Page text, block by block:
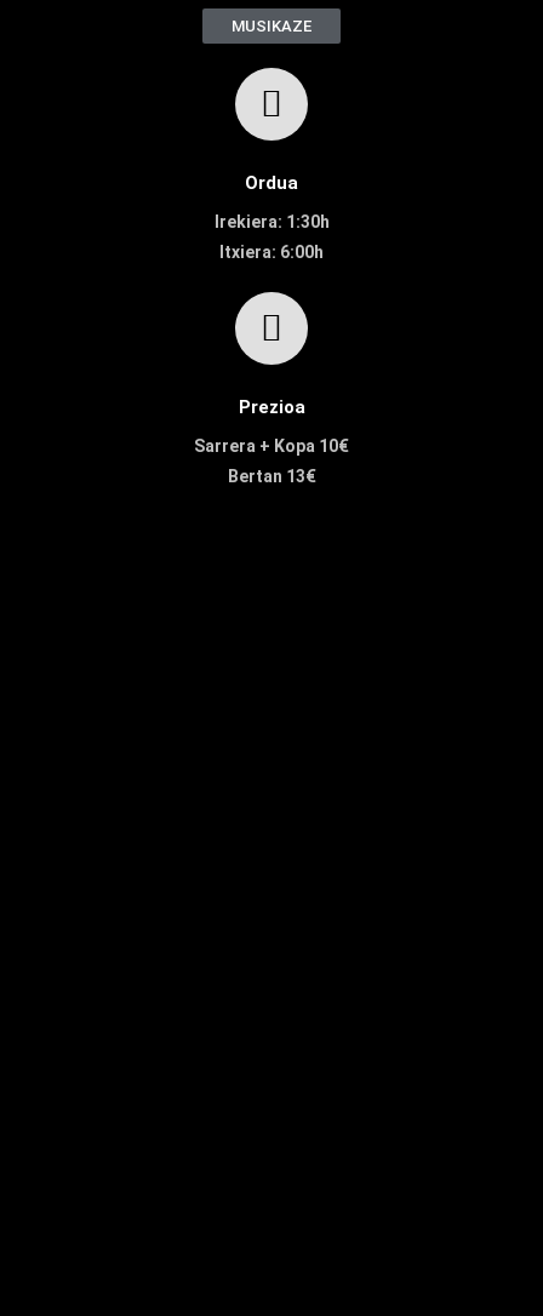
MUSIKAZE
Ordua
Irekiera: 1:30h
Itxiera: 6:00h
Prezioa
Sarrera + Kopa 10€
Bertan 13€